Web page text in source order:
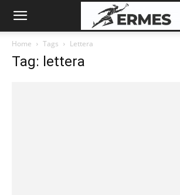
Home Tags Lettera
Tag: lettera